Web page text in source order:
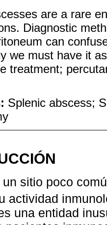
are a rare
Diagnostic
can
we must have it
treatment;
Splenic abscess;
sitio poco
actividad
una entidad